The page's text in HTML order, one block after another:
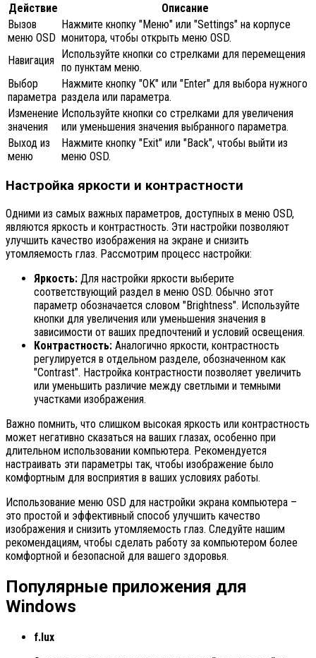
Действие
Описание
Вызов
меню OSD
Нажмите кнопку "Меню" или "Settings" на корпусе
монитора, чтобы открыть меню OSD.
Навигация Используйте кнопки со стрелками для перемещения
по пунктам меню.
Выбор
параметра
Нажмите кнопку "OK" или "Enter" для выбора нужного
раздела или параметра.
Изменение
значения
Используйте кнопки со стрелками для увеличения
или уменьшения значения выбранного параметра.
Выход из
меню
Нажмите кнопку "Exit" или "Back", чтобы выйти из
меню OSD.
Настройка яркости и контрастности
Одними из самых важных параметров, доступных в меню OSD,
являются яркость и контрастность. Эти настройки позволяют
улучшить качество изображения на экране и снизить
утомляемость глаз. Рассмотрим процесс настройки:
Яркость: Для настройки яркости выберите
соответствующий раздел в меню OSD. Обычно этот
параметр обозначается словом "Brightness". Используйте
кнопки для увеличения или уменьшения значения в
зависимости от ваших предпочтений и условий освещения.
Контрастность: Аналогично яркости, контрастность
регулируется в отдельном разделе, обозначенном как
"Contrast". Настройка контрастности позволяет увеличить
или уменьшить различие между светлыми и темными
участками изображения.
Важно помнить, что слишком высокая яркость или контрастность
может негативно сказаться на ваших глазах, особенно при
длительном использовании компьютера. Рекомендуется
настраивать эти параметры так, чтобы изображение было
комфортным для восприятия в ваших условиях работы.
Использование меню OSD для настройки экрана компьютера –
это простой и эффективный способ улучшить качество
изображения и снизить утомляемость глаз. Следуйте нашим
рекомендациям, чтобы сделать работу за компьютером более
комфортной и безопасной для вашего здоровья.
Популярные приложения для
Windows
f.lux